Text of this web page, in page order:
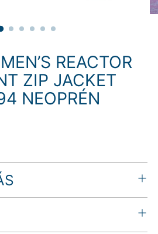
REACTOR
ZIP JACKET
NEOPRÉN